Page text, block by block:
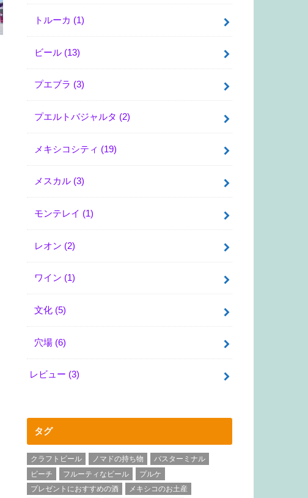
トルーカ (1)
ビール (13)
プエブラ (3)
プエルトバジャルタ (2)
メキシコシティ (19)
メスカル (3)
モンテレイ (1)
レオン (2)
ワイン (1)
文化 (5)
穴場 (6)
レビュー (3)
タグ
クラフトビール ノマドの持ち物
バスターミナル
ビーチ
フルーティなビール
プルケ
プレゼントにおすすめの酒
メキシコのお土産